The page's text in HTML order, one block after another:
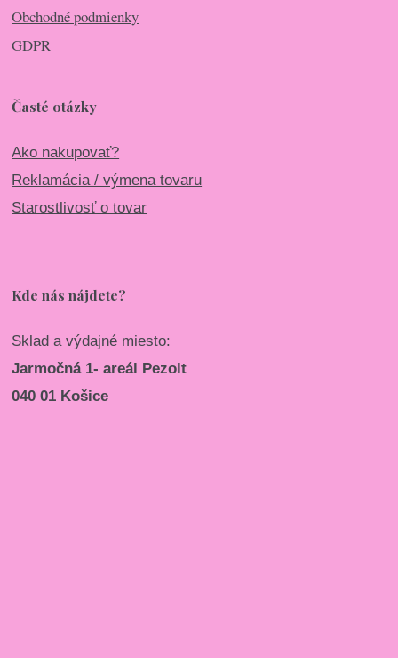
Obchodné podmienky
GDPR
Časté otázky
Ako nakupovať?
Reklamácia / výmena tovaru
Starostlivosť o tovar
Kde nás nájdete?
Sklad a výdajné miesto:
Jarmočná 1- areál Pezolt
040 01 Košice